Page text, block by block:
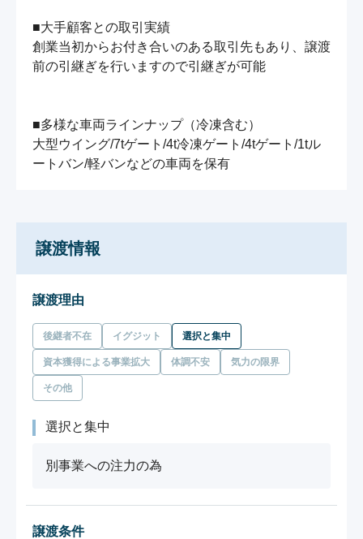
■大手顧客との取引実績
創業当初からお付き合いのある取引先もあり、譲渡
前の引継ぎを行いますので引継ぎが可能
■多様な車両ラインナップ（冷凍含む）
大型ウイング/7tゲート/4t冷凍ゲート/4tゲート/1tル
譲渡情報
譲渡理由
後継者不在 イグジット 選択と集中
資本獲得による事業拡大 体調不安 気力の限界
その他
選択と集中
別事業への注力の為
譲渡条件